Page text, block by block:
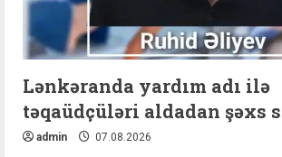
Lənkəranda yardım adı ilə
təqaüdçüləri aldadan şəxs
admin 07.08.2026